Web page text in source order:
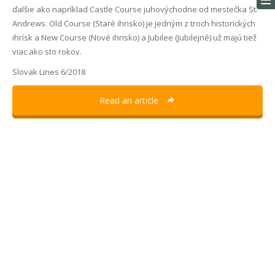
ďalšie ako napríklad Castle Course juhovýchodne od mestečka St.
Andrews. Old Course (Staré ihrisko) je jedným z troch historických
ihrísk a New Course (Nové ihrisko) a Jubilee (Jubilejné) už majú tiež
viac ako sto rokov.
Slovak Lines 6/2018
Read an article